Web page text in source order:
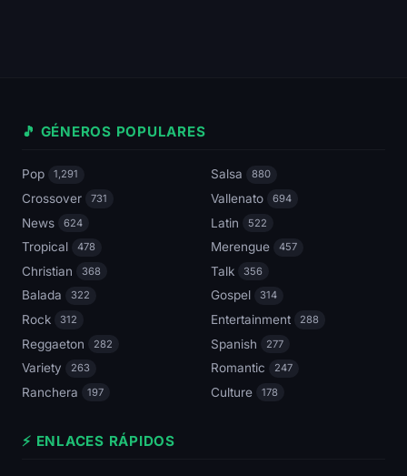
🎵 GÉNEROS POPULARES
Pop 1,291 Salsa 880
Crossover 731 Vallenato 694
News 624 Latin 522
Tropical 478 Merengue 457
Christian 368 Talk 356
Balada 322 Gospel 314
Rock 312 Entertainment 288
Reggaeton 282 Spanish 277
Variety 263 Romantic 247
Ranchera 197 Culture 178
⚡ ENLACES RÁPIDOS